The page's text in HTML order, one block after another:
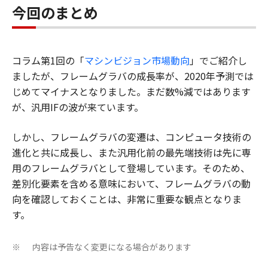
今回のまとめ
コラム第1回の「マシンビジョン市場動向」でご紹介し
ましたが、フレームグラバの成長率が、2020年予測では
じめてマイナスとなりました。まだ数%減ではあります
が、汎用IFの波が来ています。
しかし、フレームグラバの変遷は、コンピュータ技術の
進化と共に成長し、また汎用化前の最先端技術は先に専
用のフレームグラバとして登場しています。そのため、
差別化要素を含める意味において、フレームグラバの動
向を確認しておくことは、非常に重要な観点となりま
す。
※ 内容は予告なく変更になる場合があります